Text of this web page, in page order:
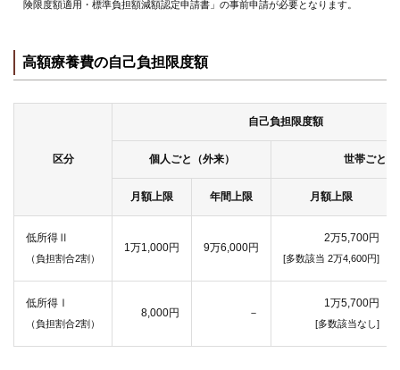
険限度額適用・標準負担額減額認定申請書」の事前申請が必要となります。
高額療養費の自己負担限度額
区分
自己負担限度額
個人ごと（外来） 世帯ごと
月額上限 年間上限 月額上限
低所得Ⅱ
（負担割合2割）
1万1,000円 9万6,000円
2万5,700円
[多数該当 2万4,600円]
低所得Ⅰ
（負担割合2割）
8,000円 －
1万5,700円
[多数該当なし]